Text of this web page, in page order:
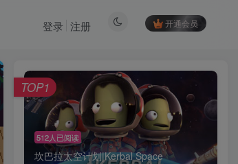
开通会员
登录 注册
512人已阅读
坎巴拉太空计划|Kerbal Space
TOP1